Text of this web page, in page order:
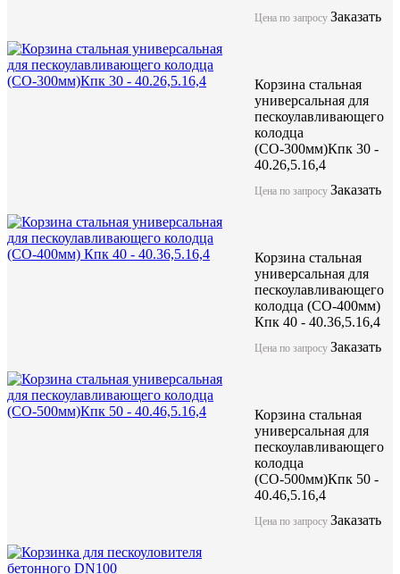
Цена по запросу Заказать
Корзина стальная
универсальная для
пескоулавливающего
колодца
(СО-300мм)Кпк 30 -
40.26,5.16,4
Цена по запросу Заказать
Корзина стальная
универсальная для
пескоулавливающего
колодца (СО-400мм)
Кпк 40 - 40.36,5.16,4
Цена по запросу Заказать
Корзина стальная
универсальная для
пескоулавливающего
колодца
(СО-500мм)Кпк 50 -
40.46,5.16,4
Цена по запросу Заказать